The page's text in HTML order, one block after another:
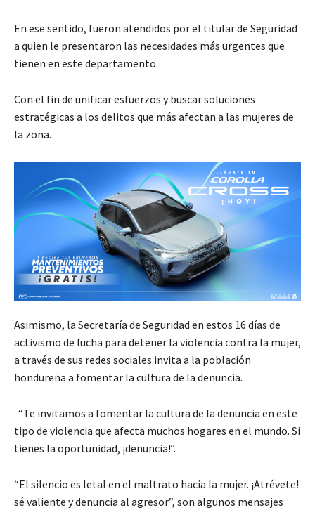
En ese sentido, fueron atendidos por el titular de Seguridad
a quien le presentaron las necesidades más urgentes que
tienen en este departamento.
Con el fin de unificar esfuerzos y buscar soluciones
estratégicas a los delitos que más afectan a las mujeres de
la zona.
Asimismo, la Secretaría de Seguridad en estos 16 días de
activismo de lucha para detener la violencia contra la mujer,
a través de sus redes sociales invita a la población
hondureña a fomentar la cultura de la denuncia.
“Te invitamos a fomentar la cultura de la denuncia en este
tipo de violencia que afecta muchos hogares en el mundo. Si
tienes la oportunidad, ¡denuncia!”.
“El silencio es letal en el maltrato hacia la mujer. ¡Atrévete!
sé valiente y denuncia al agresor”, son algunos mensajes